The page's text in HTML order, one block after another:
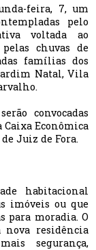
feira, 7, um
pelo
voltada ao
chuvas de
famílias dos
Natal, Vila
convocadas
Econômica
Juiz de Fora.
habitacional
imóveis ou que
para moradia. O
nova residência
segurança,